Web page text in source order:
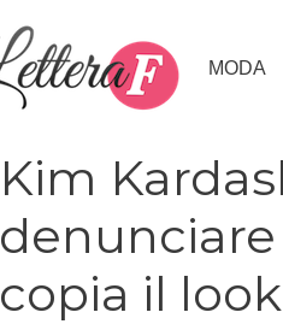
MODA
Kim
denunciare
copia il